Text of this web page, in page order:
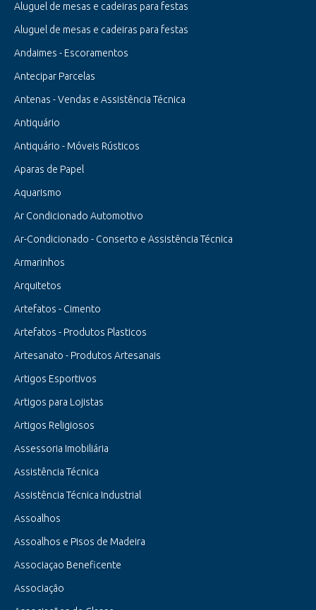
Aluguel de mesas e cadeiras para festas
Aluguel de mesas e cadeiras para festas
Andaimes - Escoramentos
Antecipar Parcelas
Antenas - Vendas e Assistência Técnica
Antiquário
Antiquário - Móveis Rústicos
Aparas de Papel
Aquarismo
Ar Condicionado Automotivo
Ar-Condicionado - Conserto e Assistência Técnica
Armarinhos
Arquitetos
Artefatos - Cimento
Artefatos - Produtos Plasticos
Artesanato - Produtos Artesanais
Artigos Esportivos
Artigos para Lojistas
Artigos Religiosos
Assessoria Imobiliária
Assistência Técnica
Assistência Técnica Industrial
Assoalhos
Assoalhos e Pisos de Madeira
Associaçao Beneficente
Associação